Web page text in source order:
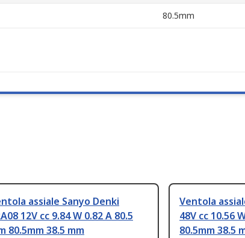
80.5mm
assiale Sanyo Denki
12V cc 9.84 W 0.82 A 80.5
80.5mm 38.5 mm
Ventola
48V cc 10.56
80.5mm 38.5